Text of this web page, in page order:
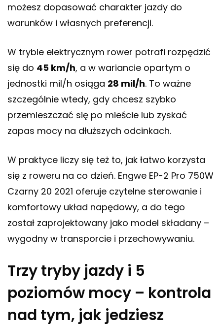
możesz dopasować charakter jazdy do
warunków i własnych preferencji.
W trybie elektrycznym rower potrafi rozpędzić
się do 45 km/h, a w wariancie opartym o
jednostki mil/h osiąga 28 mil/h. To ważne
szczególnie wtedy, gdy chcesz szybko
przemieszczać się po mieście lub zyskać
zapas mocy na dłuższych odcinkach.
W praktyce liczy się też to, jak łatwo korzysta
się z roweru na co dzień. Engwe EP-2 Pro 750W
Czarny 20 2021 oferuje czytelne sterowanie i
komfortowy układ napędowy, a do tego
został zaprojektowany jako model składany –
wygodny w transporcie i przechowywaniu.
Trzy tryby jazdy i 5
poziomów mocy – kontrola
nad tym, jak jedziesz